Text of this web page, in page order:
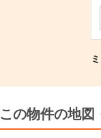
この物件の地図